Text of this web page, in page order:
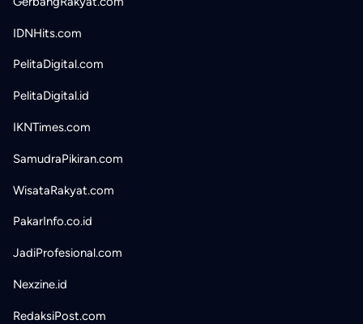
IDNHits.com
PelitaDigital.com
PelitaDigital.id
IKNTimes.com
SamudraPikiran.com
WisataRakyat.com
PakarInfo.co.id
JadiProfesional.com
Nexzine.id
RedaksiPost.com